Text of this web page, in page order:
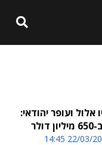
אלול ועופר יהודאי:
22/03/2021